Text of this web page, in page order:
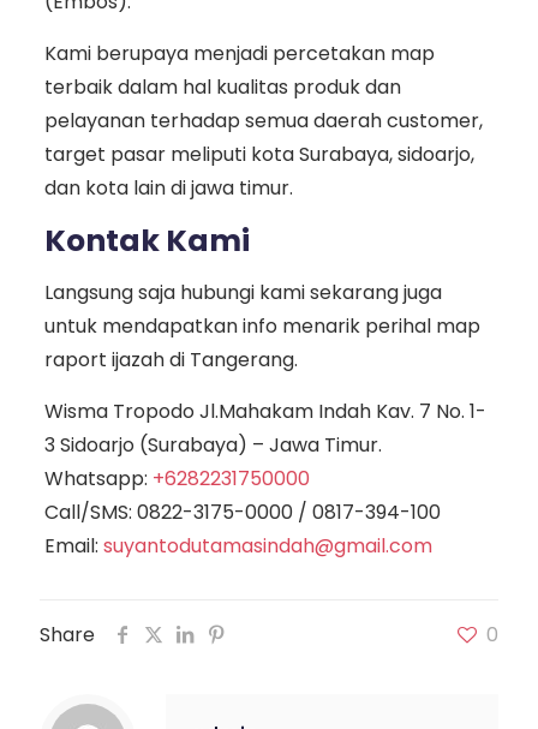
Kami berupaya menjadi percetakan map
terbaik dalam hal kualitas produk dan
pelayanan terhadap semua daerah customer,
target pasar meliputi kota Surabaya, sidoarjo,
dan kota lain di jawa timur.
Kontak Kami
Langsung saja hubungi kami sekarang juga
untuk mendapatkan info menarik perihal map
raport ijazah di Tangerang.
Wisma Tropodo Jl.Mahakam Indah Kav. 7 No. 1-
3 Sidoarjo (Surabaya) – Jawa Timur.
Whatsapp: +6282231750000
Call/SMS: 0822-3175-0000/ 0817-394-100
Email: suyantodutamasindah@gmail.com
Share 0